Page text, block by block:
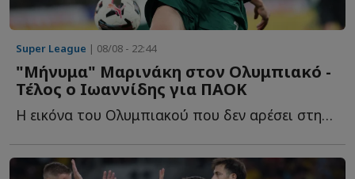
Super League | 08/08 - 22:44
"Μήνυμα" Μαρινάκη στον Ολυμπιακό -
Τέλος ο Ιωαννίδης για ΠΑΟΚ
Η εικόνα του Ολυμπιακού που δεν αρέσει στην διοίκηση, τ...